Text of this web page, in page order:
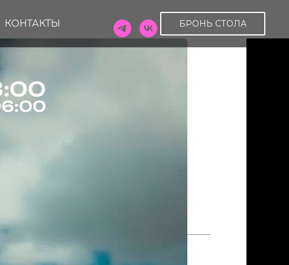
КОНТАКТЫ БРОНЬ СТОЛА
// 05.04
6
c 00:00 — 01:00
СТОЛА